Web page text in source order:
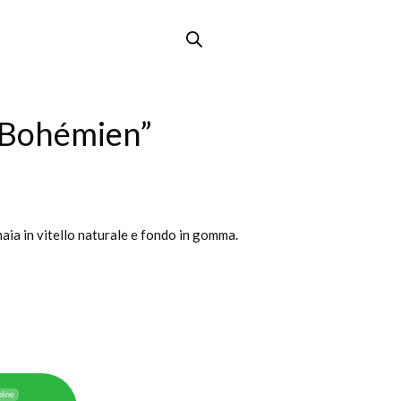
in vitello naturale e fondo in gomma.